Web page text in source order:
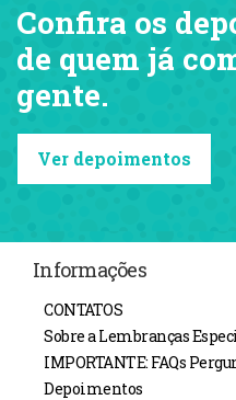
Confira os
de quem já
gente.
Ver depoimentos
Informações
CONTATOS
Sobre a Lembranças
IMPORTANTE: FAQs
Depoimentos